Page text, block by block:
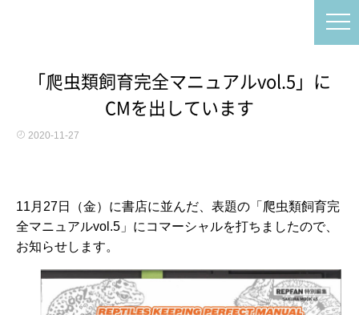
「爬虫類飼育完全マニュアルvol.5」に
CMを出しています
2020-11-27
11月27日（金）に書店に並んだ、表題の「爬虫類飼育完
全マニュアルvol.5」にコマーシャルを打ちましたので、
お知らせします。